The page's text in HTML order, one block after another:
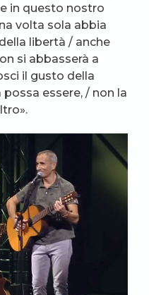
in questo nostro
volta sola abbia
libertà / anche
si abbasserà a
il gusto della
essere, / non la